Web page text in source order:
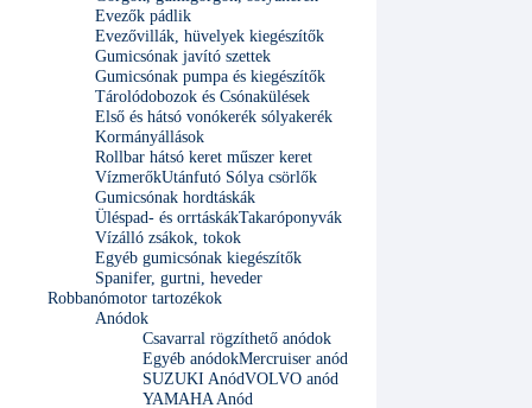
Evezők pádlik
Evezővillák, hüvelyek kiegészítők
Gumicsónak javító szettek
Gumicsónak pumpa és kiegészítők
Tárolódobozok és Csónakülések
Első és hátsó vonókerék sólyakerék
Kormányállások
Rollbar hátsó keret műszer keret
VízmerőkUtánfutó Sólya csörlők
Gumicsónak hordtáskák
Üléspad- és orrtáskákTakaróponyvák
Vízálló zsákok, tokok
Egyéb gumicsónak kiegészítők
Spanifer, gurtni, heveder
Robbanómotor tartozékok
Anódok
Csavarral rögzíthető anódok
Egyéb anódokMercruiser anód
SUZUKI AnódVOLVO anód
YAMAHA Anód